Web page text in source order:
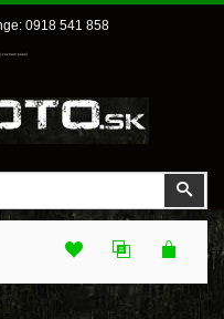
0918 541 858
zoznam prianí